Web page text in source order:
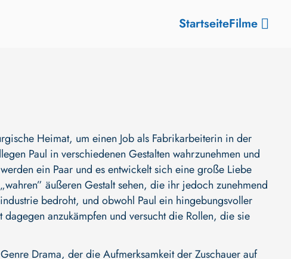
StartseiteFilme
Heimat, um einen Job als Fabrikarbeiterin in der
Paul in verschiedenen Gestalten wahrzunehmen und
ein Paar und es entwickelt sich eine große Liebe
äußeren Gestalt sehen, die ihr jedoch zunehmend
bedroht, und obwohl Paul ein hingebungsvoller
anzukämpfen und versucht die Rollen, die sie
Drama, der die Aufmerksamkeit der Zuschauer auf